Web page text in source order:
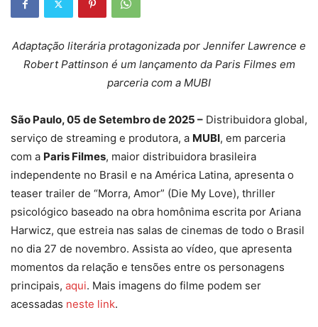
Adaptação literária protagonizada por Jennifer Lawrence e
Robert Pattinson é um lançamento da Paris Filmes em
parceria com a MUBI
São Paulo, 05 de Setembro de 2025 – Distribuidora global,
serviço de streaming e produtora, a MUBI, em parceria
com a Paris Filmes, maior distribuidora brasileira
independente no Brasil e na América Latina, apresenta o
teaser trailer de “Morra, Amor” (Die My Love), thriller
psicológico baseado na obra homônima escrita por Ariana
Harwicz, que estreia nas salas de cinemas de todo o Brasil
no dia 27 de novembro. Assista ao vídeo, que apresenta
momentos da relação e tensões entre os personagens
principais, aqui. Mais imagens do filme podem ser
acessadas neste link.